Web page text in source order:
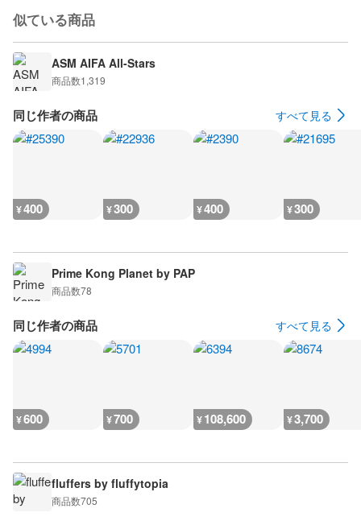
似ている商品
ASM AIFA All-Stars
商品数1,319
同じ作者の商品 すべて見る
¥400 ¥300 ¥400 ¥300
Prime Kong Planet by PAP
商品数78
同じ作者の商品 すべて見る
¥600 ¥700 ¥108,600 ¥3,700
fluffers by fluffytopia
商品数705